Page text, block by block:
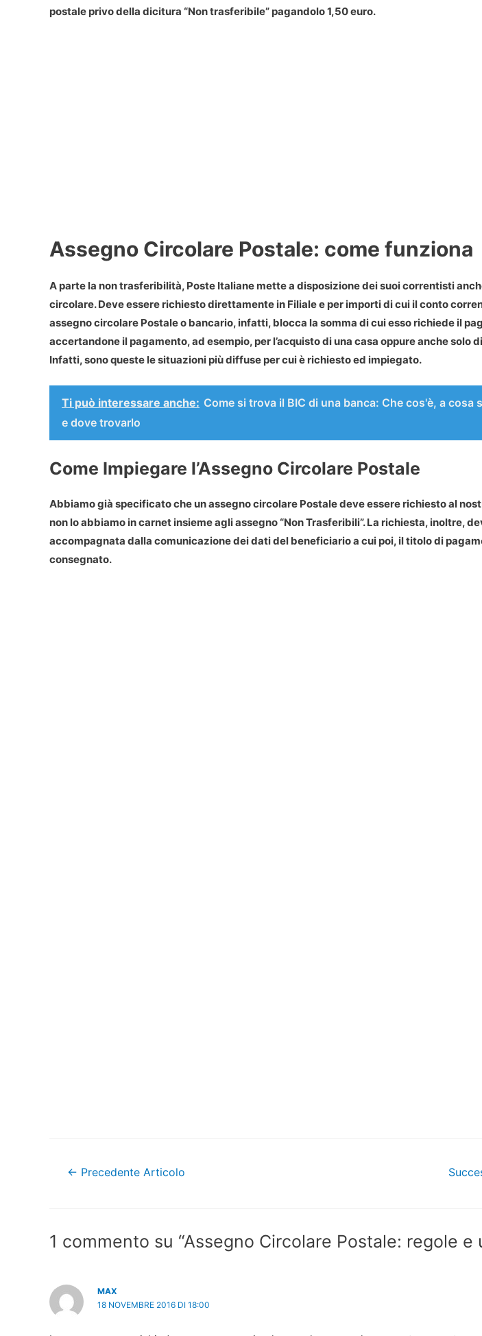
postale privo della dicitura “Non trasferibile” pagandolo 1,50 euro.
Assegno Circolare Postale: come funziona
A parte la non trasferibilità, Poste Italiane mette a disposizione dei suoi correntisti
circolare. Deve essere richiesto direttamente in Filiale e per importi di cui il conto
assegno circolare Postaleo bancario, infatti, blocca la somma di cui esso richiede il
accertandone il pagamento, ad esempio, per l’acquisto di una casa oppure anche solo
Infatti, sono queste le situazioni più diffuse per cui è richiesto ed impiegato.
Ti può interessare anche: Come si trova il BIC di una banca: Che cos'è, a cosa
e dove trovarlo
Come Impiegare l’Assegno Circolare Postale
Abbiamo già specificato che unassegno circolare Postaledeve essere richiesto al
non lo abbiamo in carnet insieme agli assegno “Non Trasferibili”. La richiesta, inoltre,
accompagnata dalla comunicazione dei dati del beneficiario a cui poi, il titolo di
consegnato.
Navigazione
← Precedente Articolo
1 commento su “Assegno Circolare Postale: regole e
MAX
18 NOVEMBRE 2016 DI 18:00